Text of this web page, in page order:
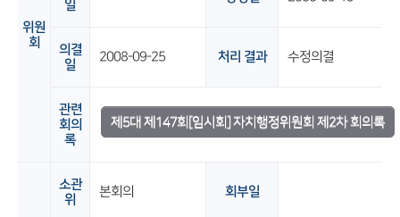
위원
회
일
의결
일
2008-09-25 처리 결과 수정의결
관련
회의
록
제5대 제147회[임시회] 자치행정위원회 제2차 회의록
소관
위
본회의 회부일